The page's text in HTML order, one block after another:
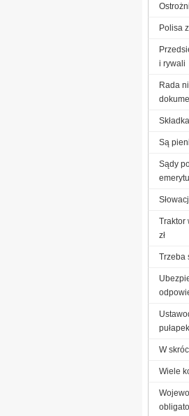
Polisa
i rywali
Rada
Są
Sądy
Traktor
zł
Trzeba
W
Wiele